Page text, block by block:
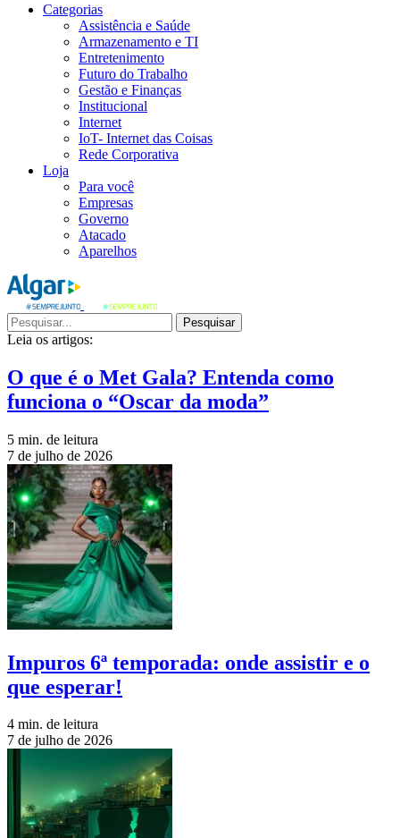
Categorias
Assistência e Saúde
Armazenamento e TI
Entretenimento
Futuro do Trabalho
Gestão e Finanças
Institucional
Internet
IoT- Internet das Coisas
Rede Corporativa
Loja
Para você
Empresas
Governo
Atacado
Aparelhos
Pesquisar
Leia os artigos:
O que é o Met Gala? Entenda como
funciona o “Oscar da moda”
5 min. de leitura
7 de julho de 2026
Impuros 6ª temporada: onde assistir e o
que esperar!
4 min. de leitura
7 de julho de 2026